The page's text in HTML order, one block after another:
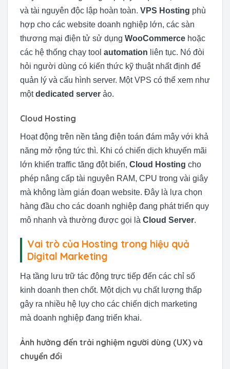
và tài nguyên độc lập hoàn toàn. VPS Hosting phù
hợp cho các website doanh nghiệp lớn, các sàn
thương mại điện tử sử dụng WooCommerce hoặc
các hệ thống chạy tool automation liên tục. Nó đòi
hỏi người dùng có kiến thức kỹ thuật nhất định để
quản lý và cấu hình server. Một VPS có thể xem như
mộtdedicated server ảo.
Cloud Hosting
Hoạt động trên nền tảng điện toán đám mây với khả
năng mở rộng tức thì. Khi có chiến dịch khuyến mãi
lớn khiến traffic tăng đột biến, Cloud Hosting cho
phép nâng cấp tài nguyên RAM, CPU trong vài giây
mà không làm gián đoạn website. Đây là lựa chọn
hàng đầu cho các doanh nghiệp đang phát triển quy
mô nhanh và thường được gọi là Cloud Server.
Vai trò của Hosting trong hiệu quả
Digital Marketing
Hạ tầng lưu trữ tác động trực tiếp đến các chỉ số
kinh doanh then chốt. Một dịch vụ chất lượng thấp
gây ra nhiều hệ lụy cho các chiến dịch marketing
mà doanh nghiệp đang triển khai.
Ảnh hưởng đến trải nghiệm người dùng (UX) và
chuyển đổi